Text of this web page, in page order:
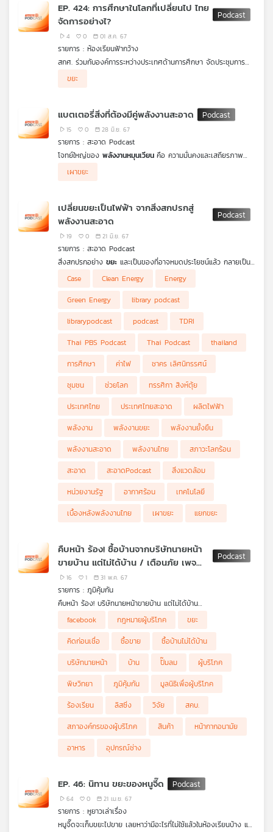
เครือ
ตรงอย่างรวดเร็วฟรีและยืดเวลาคืนสินค้าได้ฟรีถึง 90 วันทำให้
TEMU เติบโตเร็วอย่างก้าวกระโดด เปิดสาขาทั่วโลกแล้วมากกว่า 49
ประเทศภายในเวลา 2 ปี นับตั้งแต่เปิดตัวครั้งแรกปี ค.ศ. 2022 ใน
ตลาดสหรัฐฯ
จำนวนมหาศาลตกค้างในประเทศ
Little Dragons คือไต้หวัน เกาหลีใต้ ฮ่องกง สิงคโปร์ เกี่ยวข้อง
อย่างไรกับการเติบโตของ TEMU และไทยจะรับมืออย่างไร
EP. 424: การศึกษาในโลกที่เปลี่ยนไป ไทย
จัดการอย่างไ?
4 0 01 ส.ค. 67
รายการ : ห้องเรียนฟ้ากว้าง
สกศ. ร่วมกับองค์การระหว่างประเทศด้านการศึกษา จัดประชุมการ
มหาวิทยาลัยเชียงใหม่ มีศูนย์จัดการขยะชีวมวล เพื่อผลิตไฟฟ้าใช้เอง
ผ่านการทำหนังสั้น ให้ครูและนักเรียนผลิตร่วมกันเพื่อสะท้อนมุมมอง
ต้านโกง / จังหวัดพัทลุงจัดกิจกรรมการเรียนรู้ซากดึกดำบรรพ์ใน
พื้นที่ เพื่อสร้างการตระหนักรู้และต่อยอดเป็นแหล่งท่องเที่ยว /
จังหวัดภูเก็ตส่งเสริมความรู้ความปลอดภัยทางน้ำให้เยาวชน
ขยะ
แบตเตอรี่สิ่งที่ต้องมีคู่พลังงานสะอาด
15 0 28 มิ.ย. 67
รายการ : สะอาด Podcast
โจทย์ใหญ่ของ พลังงานหมุนเวียน คือ ความมั่นคงและเสถียรภาพ
เสริมและตอบโจทย์ประเด็นดังกล่าว มาจนถึงวันนี้ที่เราเร่งให้ประเทศ
ได้มีเพียงแค่แบตเตอรี่เท่านั้น ชวนสำรวจโลกของระบบกักเก็บ
พลังงานไปกับสะอาดPodcast
เผาขยะ
เปลี่ยนขยะเป็นไฟฟ้า จากสิ่งสกปรกสู่
พลังงานสะอาด
19 0 21 มิ.ย. 67
รายการ : สะอาด Podcast
สิ่งสกปรกอย่าง ขยะ และเป็นของที่อาจหมดประโยชน์แล้ว กลายเป็น
จะพาไปสำรวจโลกพลังงานที่แหล่งกำเนิดมากจากขยะ อีกหนึ่ง
พลังงานหมุนเวียนที่สำคัญ แต่หากไทยจะผลักดันให้เกิดการนำขยะมา
ผลิตเป็นพลังงานไฟฟ้าจะต้องพิจารณา และคำนึงถึงเรื่องอะไรบ้าง?
Case Clean Energy
Energy
Green Energy
library podcast
librarypodcast
podcast
TDRI
Thai PBS Podcast
Thai Podcast
thailand
การศึกษา
ค่าไฟ
ชาคร เลิศนิทรรศน์
ชุมชน
ช่วยโลก
ทรรศิกา สิงห์ตุ้ย
ประเทศไทย
ประเทศไทยสะอาด
ผลิตไฟฟ้า
พลังงาน
พลังงานขยะ
พลังงานยั้งยืน
พลังงานสะอาด
พลังงานไทย
สภาวะโลกร้อน
สะอาด
สะอาดPodcast
สิ่งแวดล้อม
หน่วยงานรัฐ
อากาศร้อน
เทคโนโลยี
เบื้องหลังพลังงานไทย
เผาขยะ แยกขยะ
คืบหน้า ร้อง! ชื้อบ้านจากบริษัทนายหน้า
ขายบ้าน แต่ไม่ได้บ้าน / เตือนภัย เพจ
Facebook ปลอมหลอกขายอุปกรณ์ช่าง
/ ข้อกังวลผลกระทบจากขยะหน้ากาก
อนามัยแบบใช้แล้วทิ้ง
16 1 31 พ.ค. 67
รายการ : ภูมิคุ้มกัน
คืบหน้า ร้อง! บริษัทนายหน้าขายบ้าน แต่ไม่ได้บ้าน
มูลนิธิรณรงค์ทวงคืนความยุติธรรมในสังคม พาผู้เสียหายจากหลาย
จังหวัดกว่า 20 คน ที่ถูกบริษัทลิสซิ่งแห่งหนึ่ง โฆษณาทางเฟซบุ๊ก
ชวนคนที่อยากมีบ้าน แต่กู้กับสถาบันการเงินไม่ได้ติดเครดิตบูโร มาซื้อ
บ้าน สุดท้ายจ่ายเงินไปหลายแสนถึงหลักล้าน แต่ไม่ได้บ้าน มีบางคน
แม้ได้เข้าอยู่บ้านแต่สุดท้ายโดนไล่ออกเพราะ ลิสซิ่งไม่จ่ายเงินให้
ฟังรายละเอียดจาก คุณชาญชัย ชายบุ ที่ปรึกษามูลนิธิรณรงค์ทวง
คืนความยุติธรรมในสังคม
เตือนภัย เพจ Facebook ปลอมหลอกขายอุปกรณ์ช่าง
เจ้าของบริษัทอุปกรณ์ช่าง-ปั๊มลม ยี่ห้อหนึ่ง เดินทางเข้าพบพนักงาน
สอบสวน บก.ปอท.แจ้งความกรณีถูกมิจฉาชีพปลอมเพจเฟซบุ๊กของ
ทางร้าน หลอกลูกค้าที่หลงเชื่อโอนเงินมัดจำแล้วไม่ส่งสินค้า ล่าสุดมี
คนหลงเชื่อโอนไปซื้อปั๊มลมแล้วกว่า 10 ราย มูลค่าความเสียหายกว่า 1
ฟังจาก คุณโต๊ด เจ้าของบริษัทที่เสียหาย
อย. ตรวจพบไซบูทรามีน ในผลิตภัณฑ์เสริมอาหาร
คิดก่อนเชื่อ กับ ดร.แก้ว กังสดาลอำไพ นักพิษวิทยา กับ ชนาธิป
ไพรพงค์
ตอน ข้อกังวลผลกระทบจากขยะหน้ากากอนามัยแบบใช้แล้วทิ้ง
facebook กฎหมายผู้บริโภค
ขยะ
คิดก่อนเชื่อ
ซื้อขาย
ซื้อบ้านไม่ได้บ้าน
บริษัทนายหน้า
บ้าน ปั๊มลม
ผู้บริโภค
พิษวิทยา
ภูมิคุ้มกัน
มูลนิธิเพื่อผู้บริโภค
ร้องเรียน
ลิสซิ่ง วิจัย
สคบ.
สภาองค์กรของผู้บริโภค
สินค้า
หน้ากากอนามัย
อาหาร
อุปกรณ์ช่าง
EP. 46: นิทาน ขยะของหนูจี๊ด
64 0 21 เม.ย. 67
รายการ : หูยาวเล่าเรื่อง
หนูจี๊ดจะเก็บขยะไปขาย เลยหาว่ามีอะไรที่ไม่ใช้แล้วในห้องเรียนบ้าง แต่